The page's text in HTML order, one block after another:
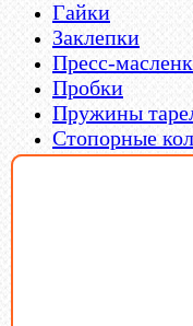
Гайки
Заклепки
Пресс-
Пробки
Пружины
Стопорные
Такелаж